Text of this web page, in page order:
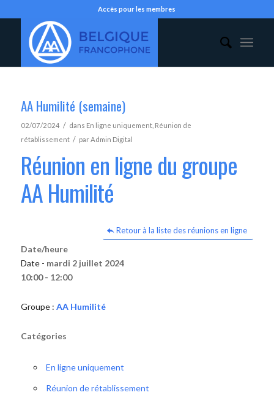
Accès pour les membres
AA Humilité (semaine)
02/07/2024 / dans En ligne uniquement, Réunion de
rétablissement / parAdmin Digital
Réunion en ligne du groupe
AA Humilité
Retour à la liste des réunions en ligne
Date/heure
Date - mardi 2 juillet 2024
10:00 - 12:00
Groupe : AA Humilité
Catégories
En ligne uniquement
Réunion de rétablissement